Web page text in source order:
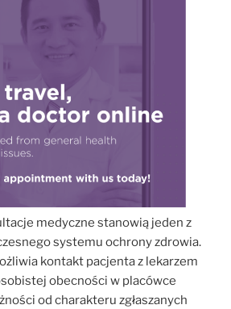
medyczne stanowią jeden z
systemu ochrony zdrowia.
kontakt pacjenta z lekarzem
obecności w placówce
od charakteru zgłaszanych